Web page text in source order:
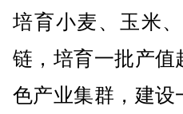
培育小麦、玉米
链，培育一批产值
色产业集群，建设